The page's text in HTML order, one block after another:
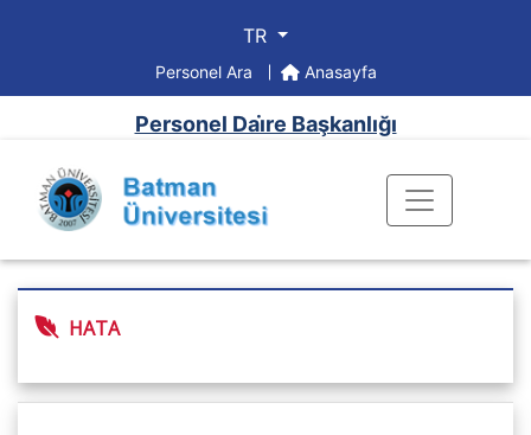
TR
Personel Ara Anasayfa
Personel Dai̇re Başkanlığı
HATA